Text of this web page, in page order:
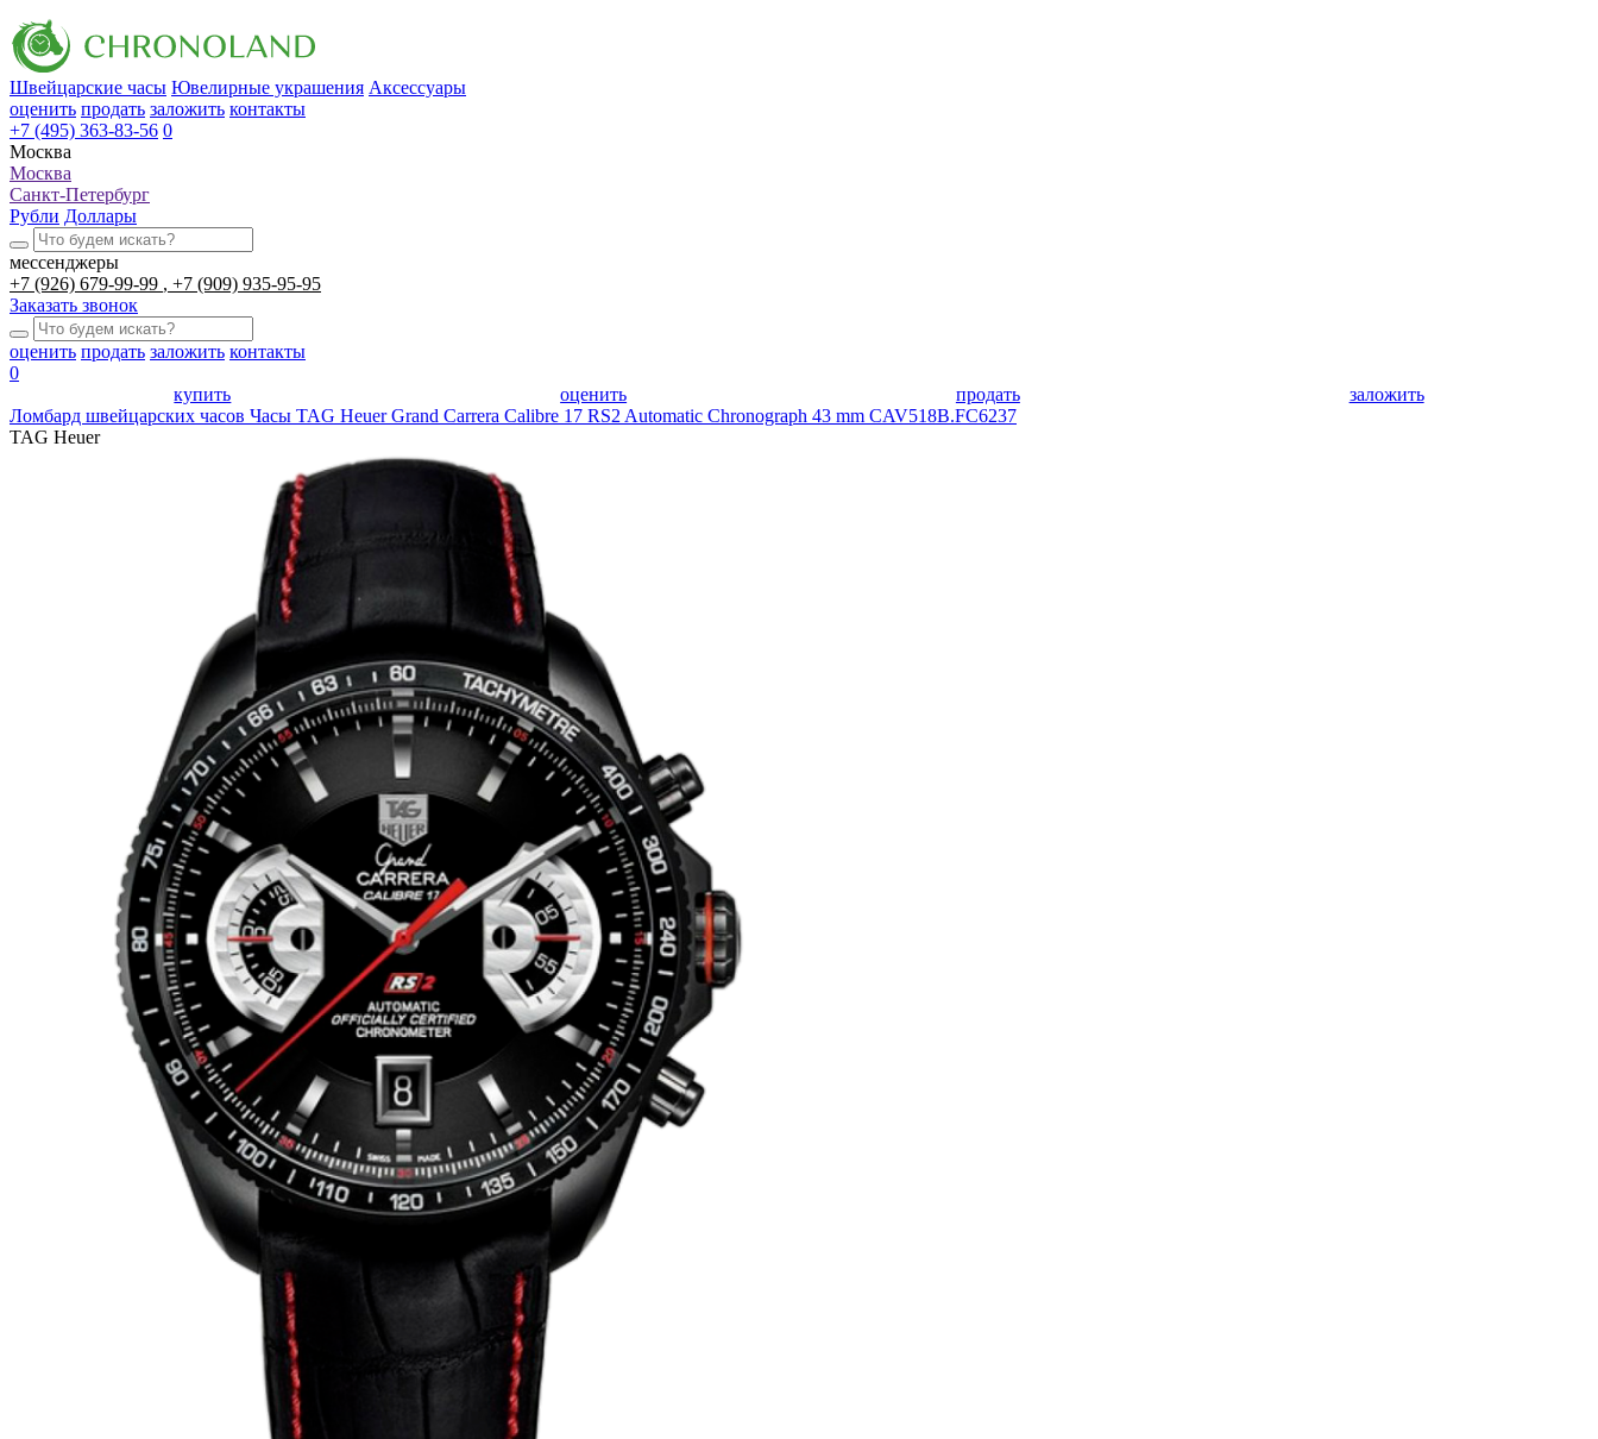
Швейцарские часы Ювелирные украшения Аксессуары
оценить продать заложить контакты
+7 (495) 363-83-56 0
Москва
Москва
Санкт-Петербург
Рубли Доллары
мессенджеры
+7 (926) 679-99-99
+7 (909) 935-95-95
Заказать звонок
оценить продать заложить контакты
0
купить
оценить продать
заложить
Ломбард швейцарских часов Часы TAG Heuer Grand Carrera Calibre 17 RS2 Automatic Chronograph 43 mm CAV518B.FC6237
TAG Heuer